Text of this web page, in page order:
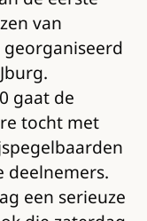
van
gaat de
tocht met
deelnemers.
een serieuze